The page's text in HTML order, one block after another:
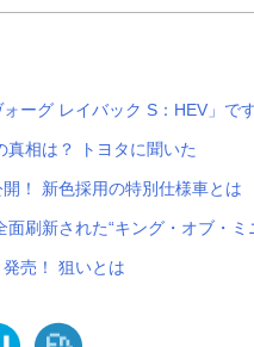
ォーグ レイバック S：HEV」で
真相は？ トヨタに聞いた
開！ 新色採用の特別仕様車と
刷新された“キング・オブ・
売！ 狙いとは